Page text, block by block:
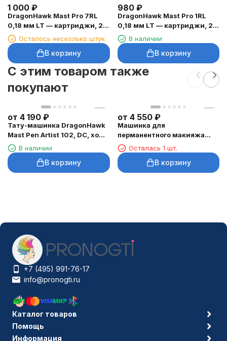
1 000 ₽
DragonHawk Mast Pro 7RL
0,18 мм LT — картриджи, 20
шт. Осталось несколько штук
В корзину
980 ₽
DragonHawk Mast Pro 1RL
0,18 мм LT — картриджи, 20
шт.В наличии
В корзину
C этим товаром также
покупают
от 4 190 ₽
Тату-машинка DragonHawk
Mast Pen Artist 102, DC, ход
3,5 ммВ наличии
В корзину
от 4 550 ₽
Машинка для
перманентного макияжа
DragonHawk Mast Tour Air,
RCA, ход 2,3 мм
Осталась 1 шт.
В корзину
+7 (495) 991-76-17
info@pronogti.ru
Каталог товаров
Помощь
Информация